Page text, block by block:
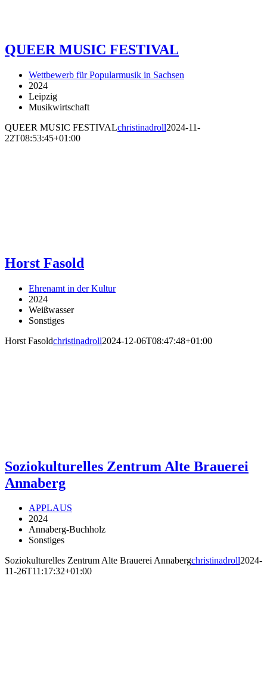
QUEER MUSIC FESTIVAL
Wettbewerb für Popularmusik in Sachsen
2024
Leipzig
Musikwirtschaft
QUEER MUSIC FESTIVALchristinadroll2024-11-
22T08:53:45+01:00
Horst Fasold
Ehrenamt in der Kultur
2024
Weißwasser
Sonstiges
Horst Fasoldchristinadroll2024-12-06T08:47:48+01:00
Soziokulturelles Zentrum Alte Brauerei
Annaberg
APPLAUS
2024
Annaberg-Buchholz
Sonstiges
Soziokulturelles Zentrum Alte Brauerei Annabergchristinadroll2024-
11-26T11:17:32+01:00